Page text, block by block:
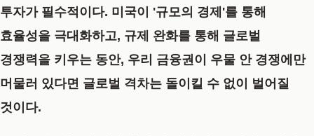
투자가 필수적이다. 미국이 '규모의 경제'를 통해
효율성을 극대화하고, 규제 완화를 통해 글로벌
경쟁력을 키우는 동안, 우리 금융권이 우물 안 경쟁에만
머물러 있다면 글로벌 격차는 돌이킬 수 없이 벌어질
것이다.